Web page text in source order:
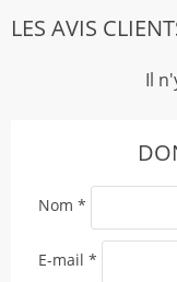
LES AVIS
Il
Nom *
E-mail *